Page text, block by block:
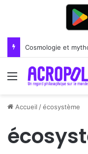
Cosmologie et
Menu
Accueil /écosystème